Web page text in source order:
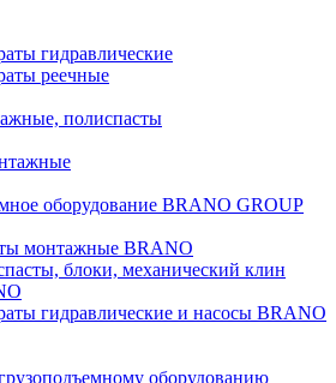
гидравлические
реечные
полиспасты
оборудование BRANO GROUP
монтажные BRANO
блоки, механический клин
гидравлические и насосы BRANO
оборудованию